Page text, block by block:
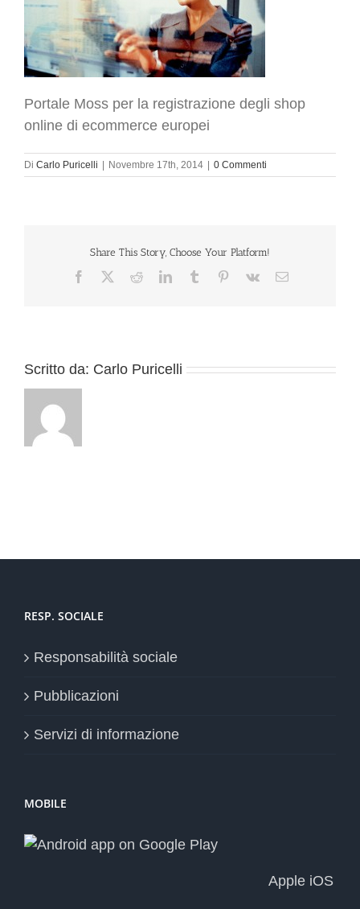
Portale Moss per la registrazione degli shop
online di ecommerce europei
Di Carlo Puricelli Novembre 17th, 2014 0 Commenti
Share This Story, Choose Your Platform!
Facebook RedditLinkedInTumblr Pinterest
Vk Email
Scritto da: Carlo Puricelli
RESP. SOCIALE
Responsabilità sociale
Pubblicazioni
Servizi di informazione
MOBILE
Apple iOS